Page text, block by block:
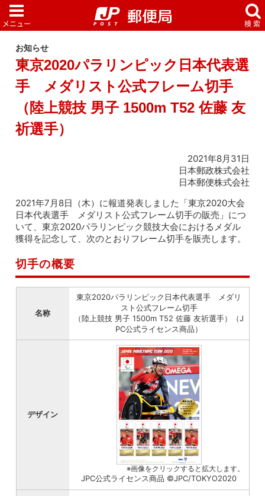
お知らせ
東京2020パラリンピック日本代表選
手 メダリスト公式フレーム切手
（陸上競技 男子 1500m T52 佐藤 友
祈選手）
2021年8月31日
日本郵政株式会社
日本郵便株式会社
2021年7月8日（木）に報道発表しました「東京2020大会
日本代表選手 メダリスト公式フレーム切手の販売」につ
いて、東京2020パラリンピック競技大会におけるメダル
獲得を記念して、次のとおりフレーム切手を販売します。
切手の概要
名称
東京2020パラリンピック日本代表選手 メダリ
スト公式フレーム切手
（陸上競技 男子 1500m T52 佐藤 友祈選手）（J
PC公式ライセンス商品）
デザイン
※画像をクリックすると拡大します。
JPC公式ライセンス商品 ©JPC/TOKYO2020